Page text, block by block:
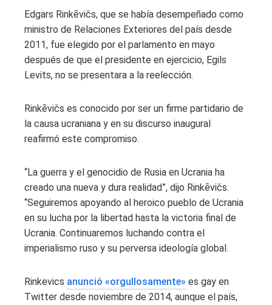
Edgars Rinkēvičs, que se había desempeñado como
ministro de Relaciones Exteriores del país desde
2011, fue elegido por el parlamento en mayo
después de que el presidente en ejercicio, Egils
Levits, no se presentara a la reelección.
Rinkēvičs es conocido por ser un firme partidario de
la causa ucraniana y en su discurso inaugural
reafirmó este compromiso.
“La guerra y el genocidio de Rusia en Ucrania ha
creado una nueva y dura realidad”, dijo Rinkēvičs.
“Seguiremos apoyando al heroico pueblo de Ucrania
en su lucha por la libertad hasta la victoria final de
Ucrania. Continuaremos luchando contra el
imperialismo ruso y su perversa ideología global.
Rinkevics anunció «orgullosamente» es gay en
Twitter desde noviembre de 2014, aunque el país,